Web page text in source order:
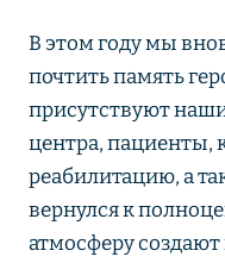
В этом году мы
почтить память
присутствуют
центра, пациенты,
реабилитацию, а
вернулся к
атмосферу